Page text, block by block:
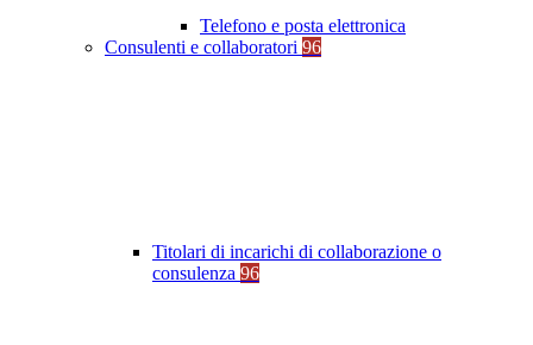
Telefono e posta elettronica
Consulenti e collaboratori 96
Titolari di incarichi di collaborazione o
consulenza 96